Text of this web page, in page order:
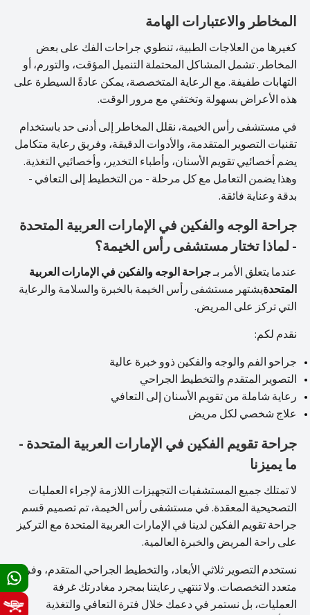
المخاطر والاعتبارات الهامة
كغيرها من العلاجات الطبية، تنطوي جراحات الفك على بعض
المخاطر. تشمل المشاكل المحتملة التنميل المؤقت، والتورم، أو
التهابات طفيفة. مع الرعاية المتخصصة، يمكن عادةً السيطرة على
هذه الأعراض بسهولة وتختفي مع مرور الوقت.
في مستشفى رأس الخيمة، نقلل المخاطر إلى أدنى حد باستخدام
تقنيات التصوير المتقدمة، والأدوات الدقيقة، وفريق رعاية متكامل
يضم أخصائيي تقويم الأسنان، وأطباء التخدير، وأخصائيي التغذية.
وهذا يضمن التعامل مع كل مرحلة - من التخطيط إلى التعافي -
بدقة وعناية فائقة.
جراحة الوجه والفكين في الإمارات العربية المتحدة
- لماذا تختار مستشفى رأس الخيمة؟
عندما يتعلق الأمر بـجراحة الوجه والفكين في الإمارات العربية
المتحدةيشتهر مستشفى رأس الخيمة بالخبرة والسلامة والرعاية
التي تركز على المريض.
نقدم لكم:
جراحو الفم والوجه والفكين ذوو خبرة عالية
التصوير المتقدم والتخطيط الجراحي
رعاية شاملة من تقويم الأسنان إلى التعافي
علاج شخصي لكل مريض
جراحة تقويم الفكين في الإمارات العربية المتحدة -
ما يميزنا
لا تمتلك جميع المستشفيات التجهيزات اللازمة لإجراء العمليات
التصحيحية المعقدة. في مستشفى رأس الخيمة، تم تصميم قسم
جراحة تقويم الفكين لدينا في الإمارات العربية المتحدة مع التركيز
على راحة المريض والخبرة العالمية.
نستخدم التصوير ثلاثي الأبعاد، والتخطيط الجراحي المتقدم، وفريقًا
متعدد التخصصات. ولا تنتهي رعايتنا بمجرد مغادرتك غرفة
العمليات، بل نستمر في دعمك خلال فترة التعافي والتغذية